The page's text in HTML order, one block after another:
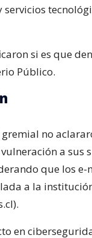
servicios
si es que
Público.
no
a sus
que los e-
a la
en